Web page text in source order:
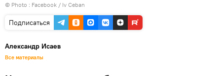
© Photo : Facebook / Iv Ceban
Подписаться
Александр Исаев
Все материалы